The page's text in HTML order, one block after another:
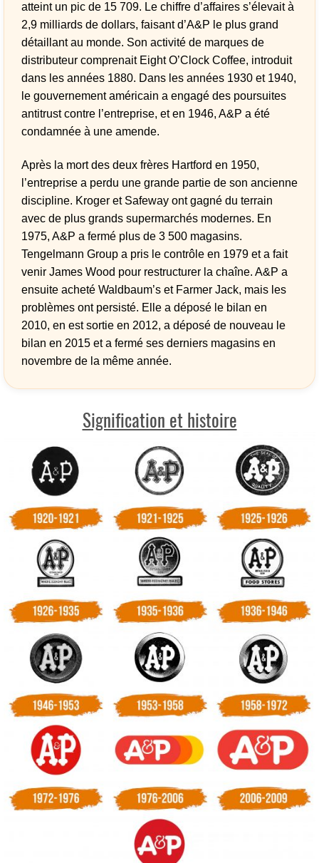
atteint un pic de 15 709. Le chiffre d’affaires s’élevait à
2,9 milliards de dollars, faisant d’A&P le plus grand
détaillant au monde. Son activité de marques de
distributeur comprenait Eight O’Clock Coffee, introduit
dans les années 1880. Dans les années 1930 et 1940,
le gouvernement américain a engagé des poursuites
antitrust contre l’entreprise, et en 1946, A&P a été
condamnée à une amende.
Après la mort des deux frères Hartford en 1950,
l’entreprise a perdu une grande partie de son ancienne
discipline. Kroger et Safeway ont gagné du terrain
avec de plus grands supermarchés modernes. En
1975, A&P a fermé plus de 3 500 magasins.
Tengelmann Group a pris le contrôle en 1979 et a fait
venir James Wood pour restructurer la chaîne. A&P a
ensuite acheté Waldbaum’s et Farmer Jack, mais les
problèmes ont persisté. Elle a déposé le bilan en
2010, en est sortie en 2012, a déposé de nouveau le
bilan en 2015 et a fermé ses derniers magasins en
novembre de la même année.
Signification et histoire